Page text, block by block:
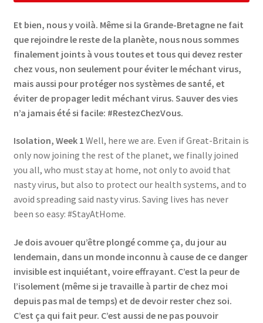
Privacy Tools
Private Tuition
Shop
Categories
Events
My Bookings
Private
Et bien, nous y voilà. Même si la Grande-Bretagne ne fait
que rejoindre le reste de la planète, nous nous sommes
finalement joints à vous toutes et tous qui devez rester
chez vous, non seulement pour éviter le méchant virus,
mais aussi pour protéger nos systèmes de santé, et
éviter de propager ledit méchant virus. Sauver des vies
n’a jamais été si facile: #RestezChezVous.
Isolation, Week 1 Well, here we are. Even if Great-Britain is
only now joining the rest of the planet, we finally joined
you all, who must stay at home, not only to avoid that
nasty virus, but also to protect our health systems, and to
avoid spreading said nasty virus. Saving lives has never
been so easy: #StayAtHome.
Je dois avouer qu’être plongé comme ça, du jour au
lendemain, dans un monde inconnu à cause de ce danger
invisible est inquiétant, voire effrayant. C’est la peur de
l’isolement (même si je travaille à partir de chez moi
depuis pas mal de temps) et de devoir rester chez soi.
C’est ça qui fait peur. C’est aussi de ne pas pouvoir